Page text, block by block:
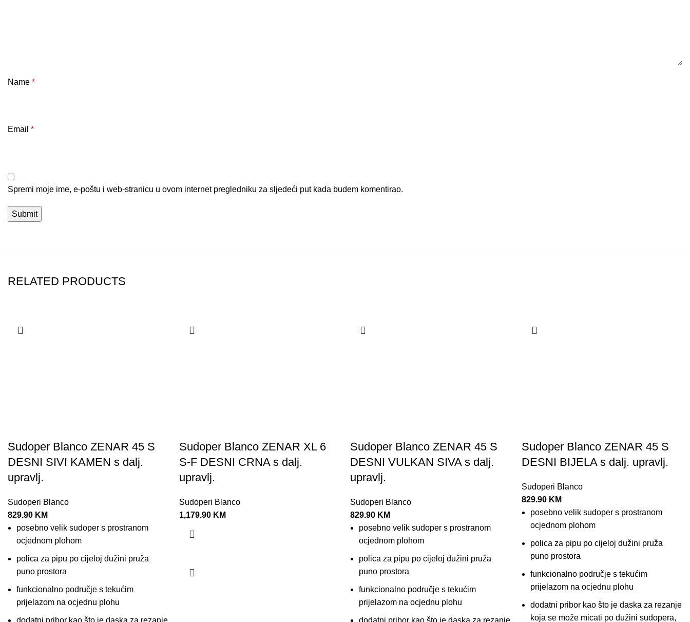
Name *
Email *
Spremi moje ime, e-poštu i web-stranicu u ovom internet pregledniku za sljedeći put kada budem komentirao.
RELATED PRODUCTS
Sudoper Blanco ZENAR 45 S
DESNI SIVI KAMEN s dalj.
upravlj.
Sudoperi Blanco
829.90 KM
posebno velik sudoper s prostranom
ocjednom plohom
polica za pipu po cijeloj dužini pruža
puno prostora
funkcionalno područje s tekućim
prijelazom na ocjednu plohu
Sudoper Blanco ZENAR XL 6
S-F DESNI CRNA s dalj.
upravlj.
Sudoperi Blanco
1,179.90 KM
Sudoper Blanco ZENAR 45 S
DESNI VULKAN SIVA s dalj.
upravlj.
Sudoperi Blanco
829.90 KM
posebno velik sudoper s prostranom
ocjednom plohom
polica za pipu po cijeloj dužini pruža
puno prostora
funkcionalno područje s tekućim
prijelazom na ocjednu plohu
Sudoper Blanco ZENAR 45 S
DESNI BIJELA s dalj. upravlj.
Sudoperi Blanco
829.90 KM
posebno velik sudoper s prostranom
ocjednom plohom
polica za pipu po cijeloj dužini pruža
puno prostora
funkcionalno područje s tekućim
prijelazom na ocjednu plohu
dodatni pribor kao što je daska za rezanje
koja se može micati po dužini sudopera,